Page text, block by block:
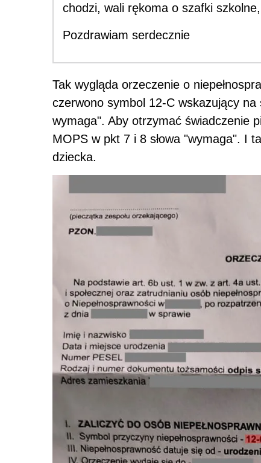
chodzi, wali rękoma o szafki
Pozdrawiam serdecznie
Tak wygląda orzeczenie o
czerwono symbol 12-C wskazujący
wymaga". Aby otrzymać świadczenie
MOPS w pkt 7 i 8 słowa "wymaga". I
dziecka.